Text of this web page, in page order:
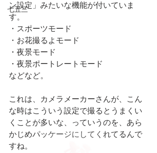
七五三
ン設定」みたいな機能が付いていま
す。
・スポーツモード
・お花撮るよモード
・夜景モード
・夜景ポートレートモード
などなど。
これは、カメラメーカーさんが、こん
な時はこういう設定で撮るとうまくい
くことが多いな、っていうのを、あら
かじめパッケージにしてくれてるんで
すね。